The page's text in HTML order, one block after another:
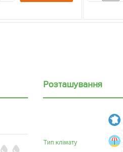
Розташування
Тип клімату